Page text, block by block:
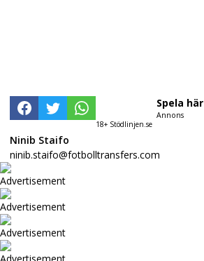
18+ Stödlinjen.se
Spela här
Annons
Ninib Staifo
ninib.staifo@fotbolltransfers.com